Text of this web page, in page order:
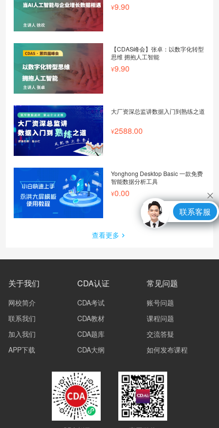
9.90
【CDAS峰会】张卓：以数字化转型
思维 拥抱人工智能
9.90
大厂资深总监讲数据入门到熟练之道
2588.00
Yonghong Desktop Basic 一款免费
智能数据分析工具
0.00
查看更多
关于我们
网校简介
联系我们
加入我们
APP下载
CDA认证
CDA考试
CDA教材
CDA题库
CDA大纲
常见问题
账号问题
课程问题
交流答疑
如何发布课程
联系客服